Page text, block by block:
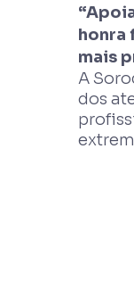
honra
mais
A
dos